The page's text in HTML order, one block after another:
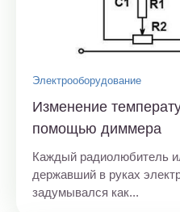
Электрооборудование
Изменение
помощью диммера
Каждый радиолюбитель
державший в руках
задумывался как...